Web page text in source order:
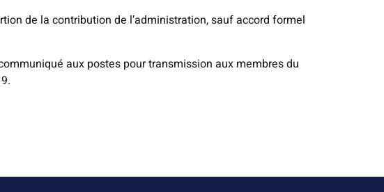
de la contribution de l’administration, sauf accord formel
aux postes pour transmission aux membres du